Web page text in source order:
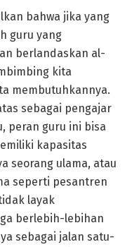
bahwa jika yang
guru yang
berlandaskan al-
kita
membutuhkannya.
sebagai pengajar
peran guru ini bisa
kapasitas
seorang ulama, atau
seperti pesantren
layak
berlebih-lebihan
sebagai jalan satu-